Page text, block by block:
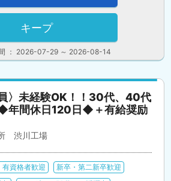
： 2026-07-29 ～ 2026-08-14
キープ
〉未経験OK！！30代、40代
年間休日120日◆＋有給奨励
渋川工場
有資格者歓迎
新卒・第二新卒歓迎